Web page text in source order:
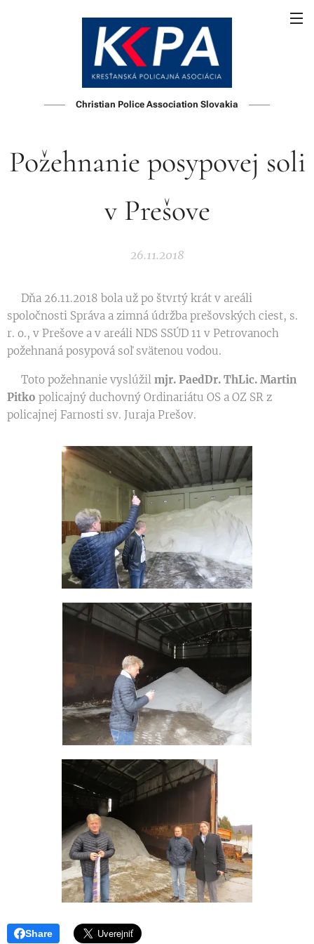
Christian Police Association Slovakia
Požehnanie posypovej soli
v Prešove
26.11.2018
Dňa 26.11.2018 bola už po štvrtý krát v areáli
spoločnosti Správa a zimná údržba prešovských ciest, s.
r. o., v Prešove a v areáli NDS SSÚD 11 v Petrovanoch
požehnaná posypová soľ svätenou vodou.
Toto požehnanie vyslúžil mjr. PaedDr. ThLic. Martin
Pitko policajný duchovný Ordinariátu OS a OZ SR z
policajnej Farnosti sv. Juraja Prešov.
Share